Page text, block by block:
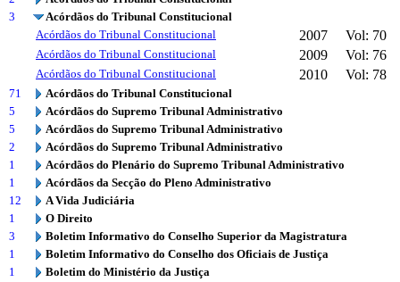
3
Acórdãos do Tribunal Constitucional
Acórdãos do Tribunal Constitucional
2007 Vol: 70
Acórdãos do Tribunal Constitucional 2009 Vol: 76
Acórdãos do Tribunal Constitucional 2010 Vol: 78
71
Acórdãos do Tribunal Constitucional
5
Acórdãos do Supremo Tribunal Administrativo
5
Acórdãos do Supremo Tribunal Administrativo
2
Acórdãos do Supremo Tribunal Administrativo
1
Acórdãos do Plenário do Supremo Tribunal Administrativo
1
Acórdãos da Secção do Pleno Administrativo
12
A Vida Judiciária
1
O Direito
3
Boletim Informativo do Conselho Superior da Magistratura
1
Boletim Informativo do Conselho dos Oficiais de Justiça
1
Boletim do Ministério da Justiça